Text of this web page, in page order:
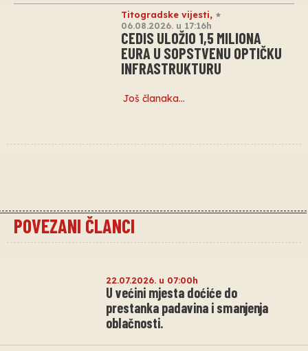
Titogradske vijesti,
06.08.2026. u 17:16h
CEDIS ULOŽIO 1,5 MILIONA
EURA U SOPSTVENU OPTIČKU
INFRASTRUKTURU
Još članaka…
POVEZANI ČLANCI
22.07.2026. u 07:00h
U većini mjesta doćiće do
prestanka padavina i smanjenja
oblačnosti.